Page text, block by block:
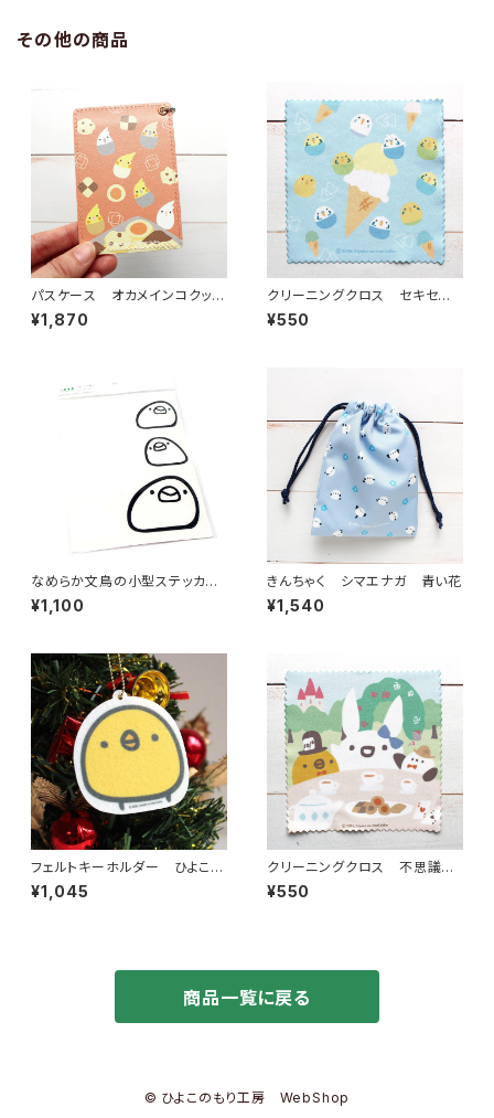
その他の商品
パスケース オカメインコクッキ
ー
¥1,870
クリーニングクロス セキセイ
インコアイス
¥550
なめらか文鳥の小型ステッカー
セット
¥1,100
きんちゃく シマエナガ 青い花
¥1,540
フェルトキーホルダー ひよこさ
ん
¥1,045
クリーニングクロス 不思議の
国のアリス（2026年限定柄）
¥550
商品一覧に戻る
© ひよこのもり工房 WebShop